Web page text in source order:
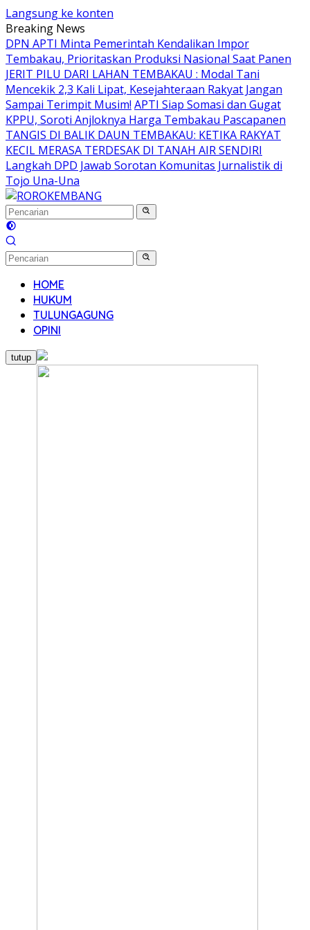
Langsung ke konten
Breaking News
DPN APTI Minta Pemerintah Kendalikan Impor
Tembakau, Prioritaskan Produksi Nasional Saat Panen
JERIT PILU DARI LAHAN TEMBAKAU ​: Modal Tani
Mencekik 2,3 Kali Lipat, Kesejahteraan Rakyat Jangan
Sampai Terimpit Musim! APTI Siap Somasi dan Gugat
KPPU, Soroti Anjloknya Harga Tembakau Pascapanen
TANGIS DI BALIK DAUN TEMBAKAU: KETIKA RAKYAT
KECIL MERASA TERDESAK DI TANAH AIR SENDIRI
Langkah DPD Jawab Sorotan Komunitas Jurnalistik di
Tojo Una-Una
HOME
HUKUM
TULUNGAGUNG
OPINI
tutup